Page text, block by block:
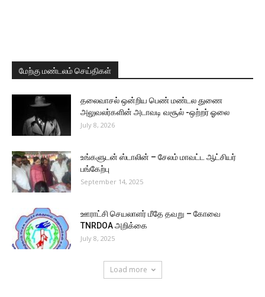
மேற்கு மண்டலம் செய்திகள்
தலைவாசல் ஒன்றிய பெண் மண்டல துணை
அலுவலர்களின் அடாவடி வசூல் -ஒற்றர் ஓலை
July 8, 2026
உங்களுடன் ஸ்டாலின் – சேலம் மாவட்ட ஆட்சியர்
பங்கேற்பு
September 14, 2025
ஊராட்சி செயலாளர் மீதே தவறு – கோவை
TNRDOA அறிக்கை
July 8, 2025
Load more